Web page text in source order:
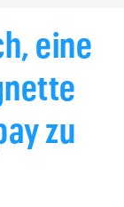
eine
zu